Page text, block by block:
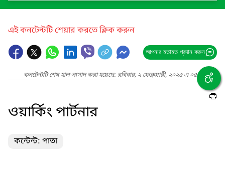
এই কনটেন্টটি শেয়ার করতে ক্লিক করুন
আপনার মতামত প্রদান করুন
কনটেন্টটি শেষ হাল-নাগাদ করা হয়েছে: রবিবার, ২ ফেব্রুয়ারী, ২০২৫ এ ০৫:৫৭ PM
ওয়ার্কিং পার্টনার
কন্টেন্ট: পাতা